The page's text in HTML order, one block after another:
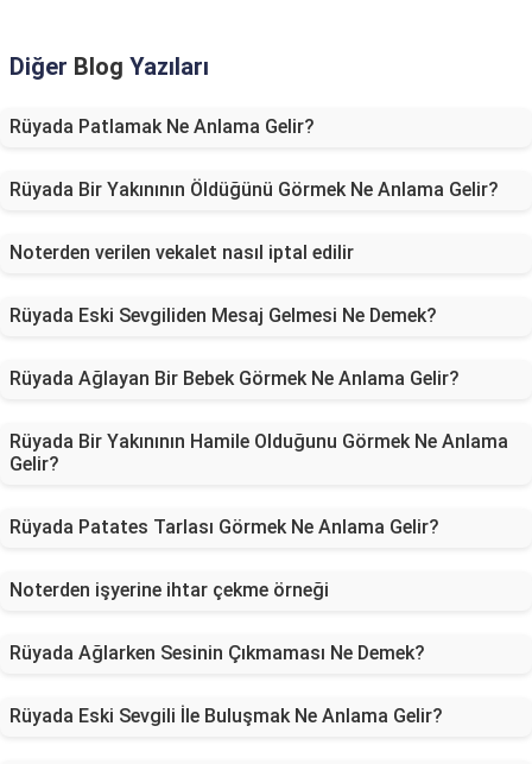
Diğer Blog Yazıları
Rüyada Patlamak Ne Anlama Gelir?
Rüyada Bir Yakınının Öldüğünü Görmek Ne Anlama Gelir?
Noterden verilen vekalet nasıl iptal edilir
Rüyada Eski Sevgiliden Mesaj Gelmesi Ne Demek?
Rüyada Ağlayan Bir Bebek Görmek Ne Anlama Gelir?
Rüyada Bir Yakınının Hamile Olduğunu Görmek Ne Anlama
Gelir?
Rüyada Patates Tarlası Görmek Ne Anlama Gelir?
Noterden işyerine ihtar çekme örneği
Rüyada Ağlarken Sesinin Çıkmaması Ne Demek?
Rüyada Eski Sevgili İle Buluşmak Ne Anlama Gelir?